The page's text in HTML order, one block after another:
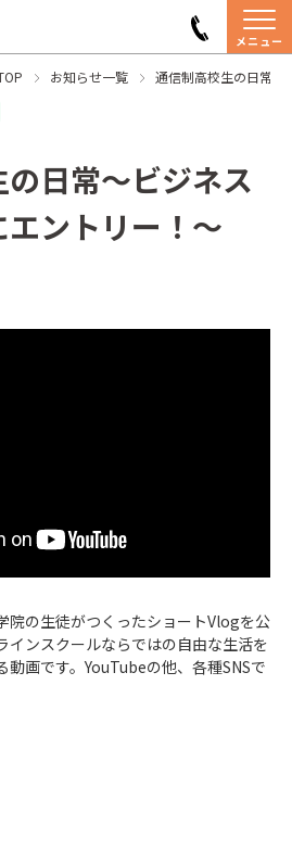
メニュー
お知らせ一覧 通信制高校生の日常〜
日常〜ビジネス
ントリー！〜
院の生徒がつくったショートVlogを公
インスクールならではの自由な生活を
画です。YouTubeの他、各種SNSで